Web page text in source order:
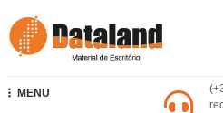
content
MENU